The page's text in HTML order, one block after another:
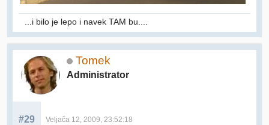
...i bilo je lepo i navek TAM bu....
Tomek
Administrator
#29 Veljača 12, 2009, 23:52:18